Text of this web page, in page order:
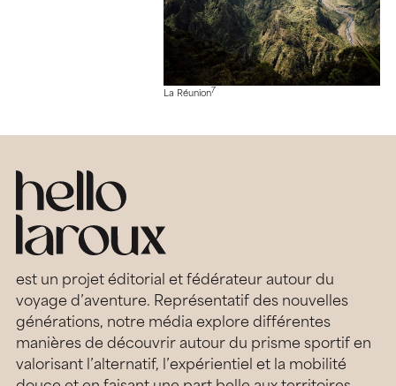
La Réunion7
est un projet éditorial et fédérateur autour du
voyage d’aventure. Représentatif des nouvelles
générations, notre média explore différentes
manières de découvrir autour du prisme sportif en
valorisant l’alternatif, l’expérientiel et la mobilité